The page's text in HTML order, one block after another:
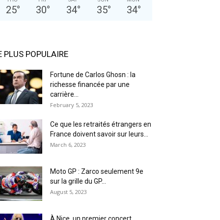
25° 30° 34° 35° 34°
PLUS POPULAIRE
Fortune de Carlos Ghosn : la
richesse financée par une
carrière...
February 5, 2023
Ce que les retraités étrangers en
France doivent savoir sur leurs...
March 6, 2023
Moto GP : Zarco seulement 9e
sur la grille du GP...
August 5, 2023